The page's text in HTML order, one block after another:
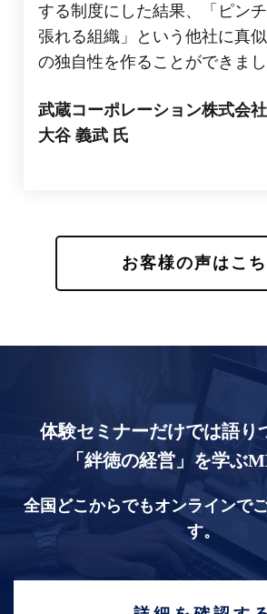
する制度にした結果、「ピン
張れる組織」という他社に真
の独自性を作ることができまし
武蔵コーポレーション株式会
大谷 義武 氏
お客様の声はこ
体験セミナーだけでは語
「絆徳の経営」を学ぶ
全国どこからでもオンラインで
す。